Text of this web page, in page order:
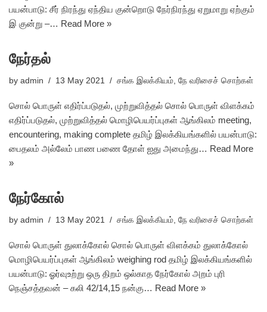
பயன்பாடு: சீர் நிரந்து ஏந்திய குன்றொடு நேர்நிரந்து ஏறுமாறு ஏற்கும்
இ குன்று –… Read More »
நேர்தல்
by admin 13 May 2021 சங்க இலக்கியம், நே வரிசைச் சொற்கள்
சொல் பொருள் எதிர்ப்படுதல், முற்றுவித்தல் சொல் பொருள் விளக்கம்
எதிர்ப்படுதல், முற்றுவித்தல் மொழிபெயர்ப்புகள் ஆங்கிலம் meeting,
encountering, making complete தமிழ் இலக்கியங்களில் பயன்பாடு:
பைதலம் அல்லேம் பாண பணை தோள் ஐது அமைந்து… Read More
»
நேர்கோல்
by admin 13 May 2021 சங்க இலக்கியம், நே வரிசைச் சொற்கள்
சொல் பொருள் துலாக்கோல் சொல் பொருள் விளக்கம் துலாக்கோல்
மொழிபெயர்ப்புகள் ஆங்கிலம் weighing rod தமிழ் இலக்கியங்களில்
பயன்பாடு: ஓர்வுஉற்று ஒரு திறம் ஒல்காத நேர்கோல் அறம் புரி
நெஞ்சத்தவன் – கலி 42/14,15 நன்கு… Read More »